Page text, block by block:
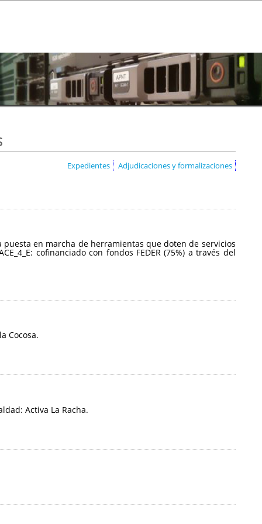
Expedientes Adjudicaciones y formalizaciones
en marcha de herramientas que doten de servicios
cofinanciado con fondos FEDER (75%) a través del
Cocosa.
Activa La Racha.